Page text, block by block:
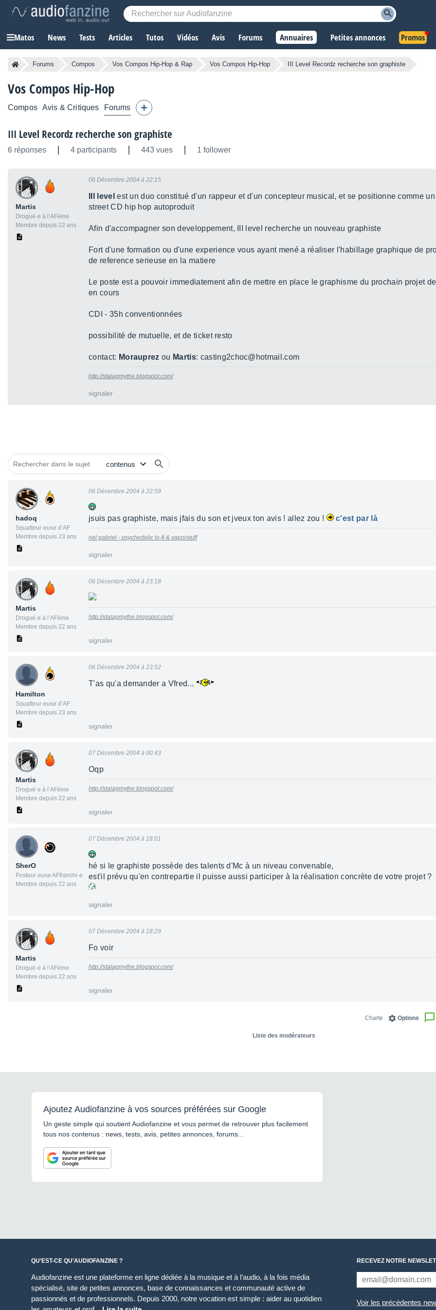
Matos News Tests Articles Tutos Vidéos Avis Forums Annuaires Petites annonces Promos
Forums Compos Vos Compos Hip-Hop & Rap Vos Compos Hip-Hop III Level Recordz recherche son graphiste
Vos Compos Hip-Hop
Compos Avis & Critiques Forums
III Level Recordz recherche son graphiste
6 réponses 4 participants 443 vues 1 follower
Martis
Drogué·e à l’AFéine
Membre depuis 22 ans
06 Décembre 2004 à 22:15
III level est un duo constitué d'un rappeur et d'un concepteur musical, et se positionne comme
street CD hip hop autoproduit
Afin d'accompagner son developpement, III level recherche un nouveau graphiste
Fort d'une formation ou d'une experience vous ayant mené a réaliser l'habillage graphique de
de reference serieuse en la matiere
Le poste est a pouvoir immediatement afin de mettre en place le graphisme du prochain projet
en cours
CDI - 35h conventionnées
possibilité de mutuelle, et de ticket resto
contact: Morauprez ou Martis: casting2choc@hotmail.com
http://stalagmythe.blogspot.com/
signaler
hadoq
Squatteur·euse d’AF
Membre depuis 23 ans
06 Décembre 2004 à 22:59
jsuis pas graphiste, mais jfais du son et jveux ton avis ! allez zou ! c'est par là
nel gabriel - psychedelic lo-fi & vaporstuff
signaler
Martis
Drogué·e à l’AFéine
Membre depuis 22 ans
06 Décembre 2004 à 23:18
http://stalagmythe.blogspot.com/
signaler
Hamilton
Squatteur·euse d’AF
Membre depuis 23 ans
06 Décembre 2004 à 23:52
T'as qu'a demander a Vfred...
signaler
Martis
Drogué·e à l’AFéine
Membre depuis 22 ans
07 Décembre 2004 à 00:43
Oqp
http://stalagmythe.blogspot.com/
signaler
SherO
Posteur·euse AFfranchi·e
Membre depuis 22 ans
07 Décembre 2004 à 18:01
hé si le graphiste possède des talents d'Mc à un niveau convenable,
est'il prévu qu'en contrepartie il puisse aussi participer à la réalisation concrète de votre projet ?
signaler
Martis
Drogué·e à l’AFéine
Membre depuis 22 ans
07 Décembre 2004 à 18:29
Fo voir
http://stalagmythe.blogspot.com/
signaler
Options
Charte
Liste des modérateurs
Ajoutez Audiofanzine à vos sources préférées sur Google
Un geste simple qui soutient Audiofanzine et vous permet de retrouver plus facilement
tous nos contenus : news, tests, avis, petites annonces, forums...
QU’EST-CE QU’AUDIOFANZINE ?
Audiofanzine est une plateforme en ligne dédiée à la musique et à l’audio, à la fois média
spécialisé, site de petites annonces, base de connaissances et communauté active de
passionnés et de professionnels. Depuis 2000, notre vocation est simple : aider au quotidien
RECEVEZ NOTRE
Voir les précédentes